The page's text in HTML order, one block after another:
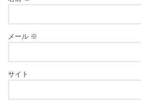
メール ※
サイト